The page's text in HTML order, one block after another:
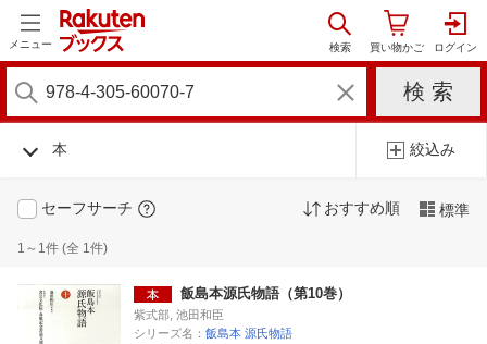
メニュー
本 絞込み
セーフサーチ おすすめ順 標準
1～1件 (全 1件)
飯島本源氏物語（第10巻）
紫式部, 池田和臣
シリーズ名： 飯島本 源氏物語